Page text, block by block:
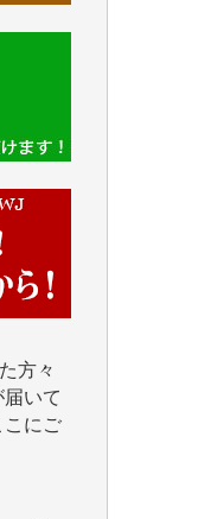
方々
いて
にご
、心よ